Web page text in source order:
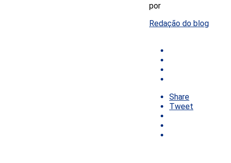
por
Redação do blog
Share
Tweet